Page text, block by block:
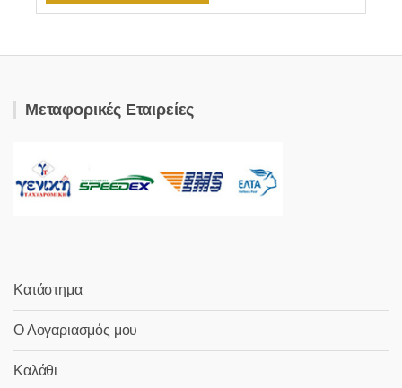
Μεταφορικές Εταιρείες
Κατάστημα
Ο Λογαριασμός μου
Καλάθι